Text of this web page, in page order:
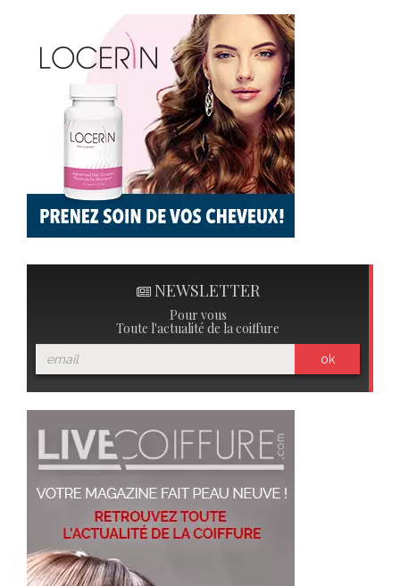
NEWSLETTER
Pour vous
Toute l'actualité de la coiffure
ok